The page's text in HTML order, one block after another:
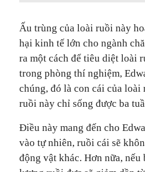
Ấu trùng của loài ruồi này
hại kinh tế lớn cho ngành
ra một cách để tiêu diệt loài
trong phòng thí nghiệm,
chúng, đó là con cái của
ruồi này chỉ sống được ba
Điều này mang đến cho
vào tự nhiên, ruồi cái sẽ
động vật khác. Hơn nữa,